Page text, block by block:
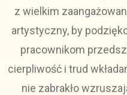
z wielkim
artystyczny, by
pracownikom
cierpliwość i trud
nie zabrakło